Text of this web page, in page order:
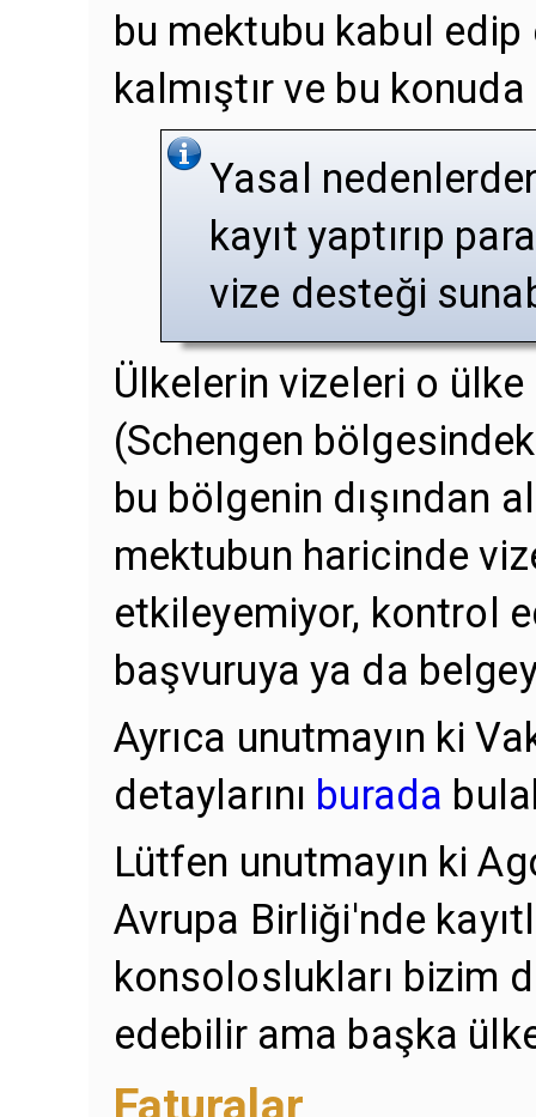
bu mektubu kabul
kalmıştır ve bu
Yasal
kayıt yaptırıp
vize desteği
Ülkelerin vizeleri o ülke
(Schengen
bu bölgenin dışından
mektubun haricinde
etkileyemiyor, kontrol
başvuruya ya da
Ayrıca unutmayın ki
detaylarını burada
Lütfen unutmayın ki
Avrupa Birliği'nde
konsoloslukları bizim
edebilir ama başka
Faturalar